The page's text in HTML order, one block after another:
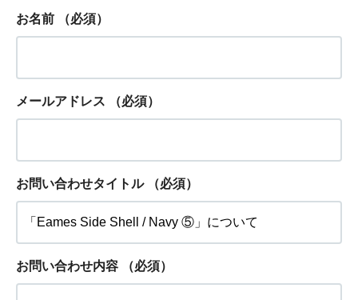
お名前 （必須）
メールアドレス （必須）
お問い合わせタイトル （必須）
お問い合わせ内容 （必須）